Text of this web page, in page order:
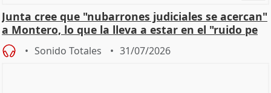
Junta cree que "nubarrones judiciales se acercan"
a Montero, lo que la lleva a estar en el "ruido pe
Sonido Totales 31/07/2026